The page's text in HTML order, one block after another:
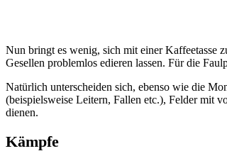
Nun bringt es wenig, sich mit einer Kaffeetasse
Gesellen problemlos edieren lassen. Für die
Natürlich unterscheiden sich, ebenso wie die
(beispielsweise Leitern, Fallen etc.), Felder mit
dienen.
Kämpfe